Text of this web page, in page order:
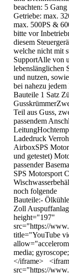
beachten: 5
Getriebe: max.
max. 500PS &
bitte vor
diesem
welche nicht mit
SupportAlle von
lebenslänglichen
und nutzen,
bei nahezu
Bauteile 1 Satz
Teil aus Guss,
passendem
Ladedruck
AirboxSPS
und getestet)
passender
SPS Motorsport
noch folgende
Bauteile:-
Zoll
height="197"
src="https://
title="YouTube
media;
</iframe>
src="https://